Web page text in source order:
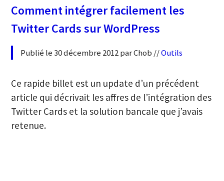
Comment intégrer facilement les
Twitter Cards sur WordPress
Publié le 30 décembre 2012 par Chob //Outils
Ce rapide billet est un update d’un précédent
article qui décrivait les affres de l’intégration des
Twitter Cards et la solution bancale que j’avais
retenue.